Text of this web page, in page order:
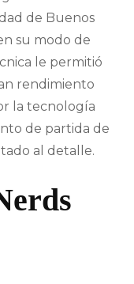
de Buenos
su modo de
le permitió
rendimiento
la tecnología
de partida de
al detalle.